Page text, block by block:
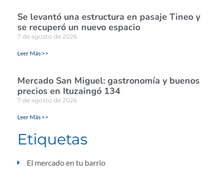
Se levantó una estructura en pasaje Tineo y
se recuperó un nuevo espacio
7 de agosto de 2026
Leer Más >>
Mercado San Miguel: gastronomía y buenos
precios en Ituzaingó 134
7 de agosto de 2026
Leer Más >>
Etiquetas
El mercado en tu barrio